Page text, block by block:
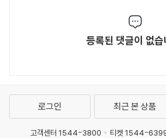
등록된 댓글이 없습
로그인 최근 본 상품
고객센터 1544-3800 티켓 1544-